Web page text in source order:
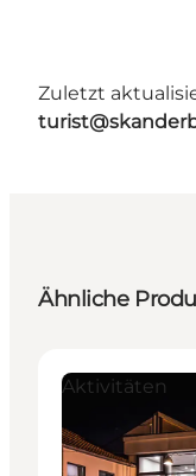
Zuletzt
Ähnliche
Aktivitäten